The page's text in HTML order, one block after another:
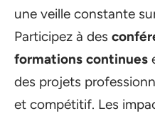
une veille constante
Participez à des
formations continues
des projets
et compétitif. Les